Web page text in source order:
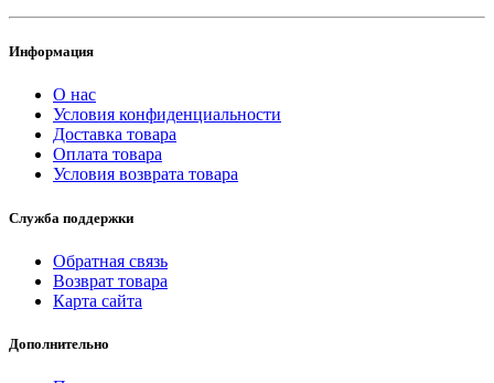
Информация
О нас
Условия конфиденциальности
Доставка товара
Оплата товара
Условия возврата товара
Служба поддержки
Обратная связь
Возврат товара
Карта сайта
Дополнительно